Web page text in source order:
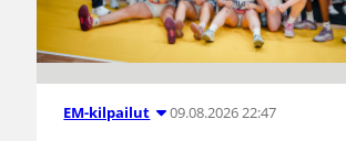
EM-kilpailut 09.08.2026 22:47